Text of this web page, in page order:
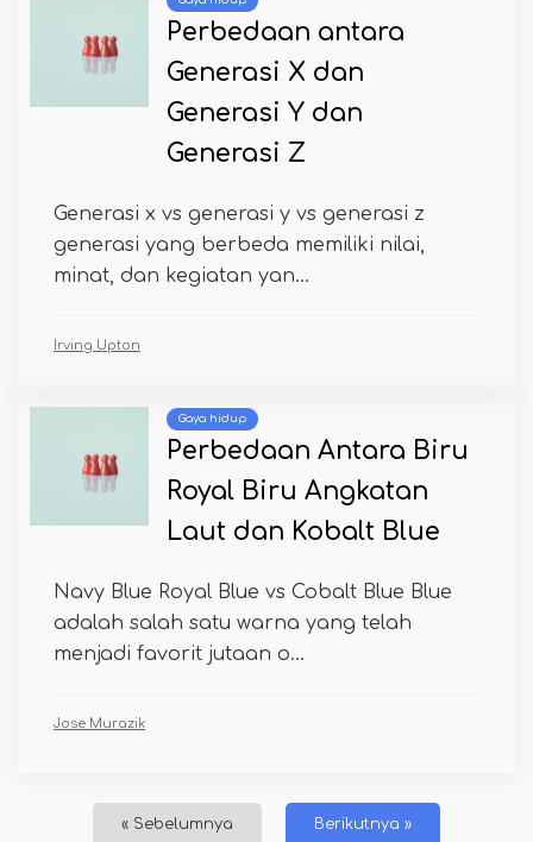
Perbedaan antara
Generasi X dan
Generasi Y dan
Generasi Z
Generasi x vs generasi y vs generasi z
generasi yang berbeda memiliki nilai,
minat, dan kegiatan yan...
Irving Upton
Gaya hidup
Perbedaan Antara Biru
Royal Biru Angkatan
Laut dan Kobalt Blue
Navy Blue Royal Blue vs Cobalt Blue Blue
adalah salah satu warna yang telah
menjadi favorit jutaan o...
Jose Murazik
« Sebelumnya Berikutnya »